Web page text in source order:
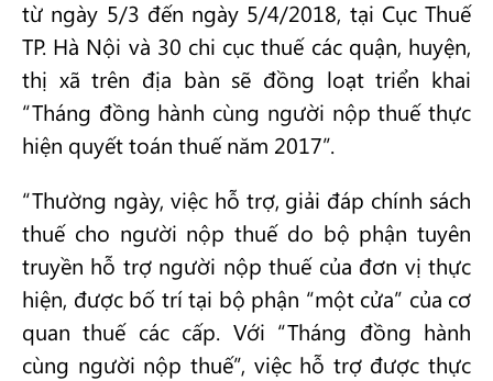
từ ngày 5/3 đến ngày 5/4/2018, tại Cục Thuế
TP. Hà Nội và 30 chi cục thuế các quận, huyện,
thị xã trên địa bàn sẽ đồng loạt triển khai
“Tháng đồng hành cùng người nộp thuế thực
hiện quyết toán thuế năm 2017”.
“Thường ngày, việc hỗ trợ, giải đáp chính sách
thuế cho người nộp thuế do bộ phận tuyên
truyền hỗ trợ người nộp thuế của đơn vị thực
hiện, được bố trí tại bộ phận “một cửa” của cơ
quan thuế các cấp. Với “Tháng đồng hành
cùng người nộp thuế”, việc hỗ trợ được thực